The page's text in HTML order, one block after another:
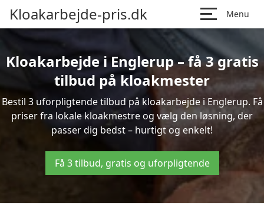
Kloakarbejde-pris.dk Menu
Kloakarbejde i Englerup – få 3 gratis
tilbud på kloakmester
Bestil 3 uforpligtende tilbud på kloakarbejde i Englerup. Få
priser fra lokale kloakmestre og vælg den løsning, der
passer dig bedst – hurtigt og enkelt!
Få 3 tilbud, gratis og uforpligtende